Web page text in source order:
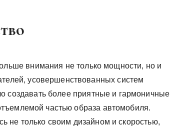
внимания не только мощности, но и
усовершенствованных систем
создавать более приятные и гармоничные
частью образа автомобиля.
не только своим дизайном и скоростью,